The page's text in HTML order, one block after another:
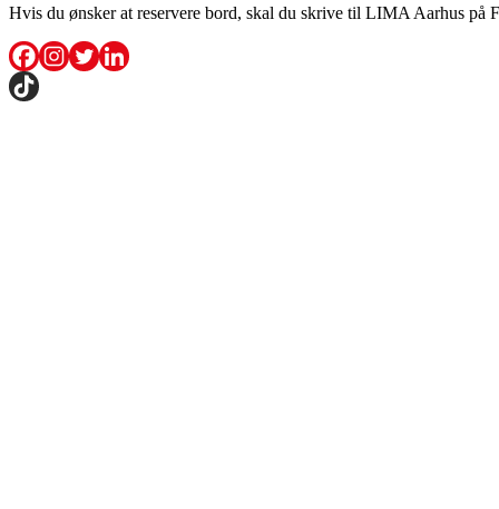
Hvis du ønsker at reservere bord, skal du skrive til LIMA Aarhus på